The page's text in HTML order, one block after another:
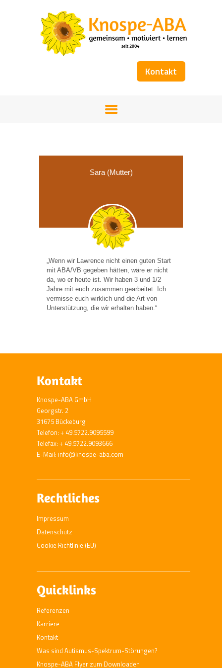
Kontakt
KOSTENÜBERNAHME
Sara (Mutter)
„Wenn wir Lawrence nicht einen guten Start
mit ABA/VB gegeben hätten, wäre er nicht
da, wo er heute ist. Wir haben 3 und 1/2
Jahre mit euch zusammen gearbeitet. Ich
vermisse euch wirklich und die Art von
Unterstützung, die wir erhalten haben.“
Kontakt
Knospe-ABA GmbH
Georgstr. 2
31675 Bückeburg
Telefon: + 49.5722.9095599
Telefax: + 49.5722.9093666
E-Mail: info@knospe-aba.com
Rechtliches
Impressum
Datenschutz
Cookie Richtlinie (EU)
Quicklinks
Referenzen
Karriere
Kontakt
Was sind Autismus-Spektrum-Störungen?
Knospe-ABA Flyer zum Downloaden